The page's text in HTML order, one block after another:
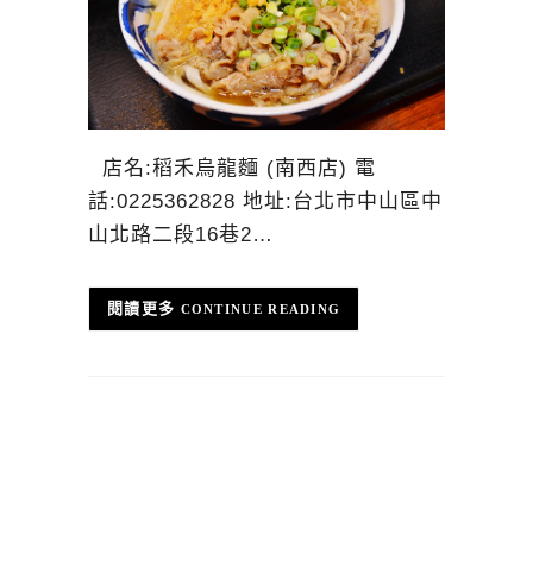
店名:稻禾烏龍麵 (南西店) 電
話:0225362828 地址:台北市中山區中
山北路二段16巷2…
CONTINUE READING